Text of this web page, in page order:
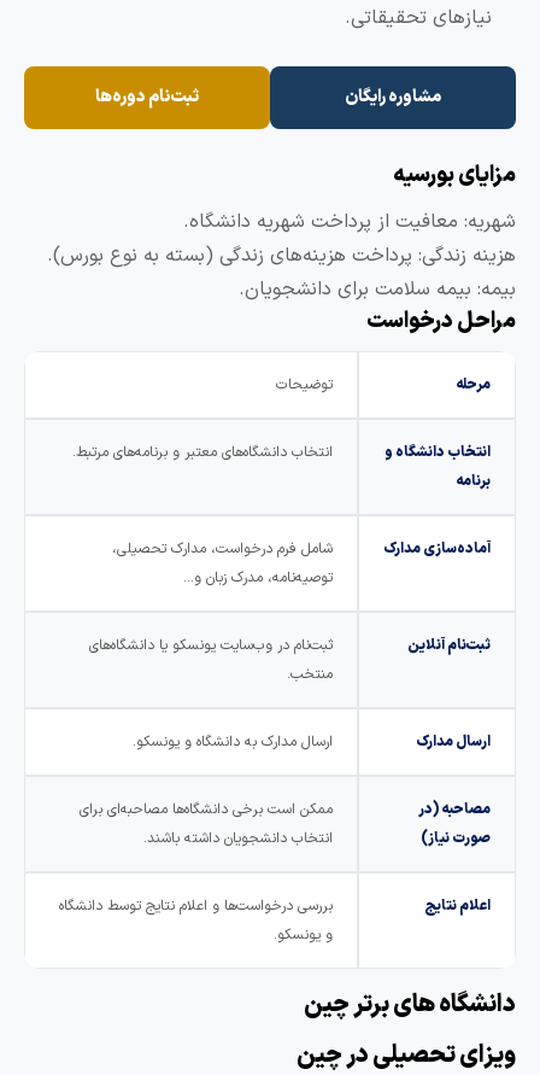
نیازهای تحقیقاتی.
مشاوره رایگان ثبت‌نام دوره‌ها
بورسیه
معافیت از پرداخت شهریه دانشگاه.
زندگی: پرداخت هزینه‌های زندگی (بسته به نوع بورس).
بیمه سلامت برای دانشجویان.
درخواست
مرحله توضیحات
انتخاب دانشگاه و
برنامه
انتخاب دانشگاه‌های معتبر و برنامه‌های مرتبط.
آماده‌سازی مدارک
شامل فرم درخواست، مدارک تحصیلی،
توصیه‌نامه، مدرک زبان و…
ثبت‌نام آنلاین
ثبت‌نام در وب‌سایت یونسکو یا دانشگاه‌های
منتخب.
ارسال مدارک ارسال مدارک به دانشگاه و یونسکو.
مصاحبه (در
صورت نیاز)
ممکن است برخی دانشگاه‌ها مصاحبه‌ای برای
انتخاب دانشجویان داشته باشند.
اعلام نتایج
بررسی درخواست‌ها و اعلام نتایج توسط دانشگاه
و یونسکو.
های برتر چین
تحصیلی در چین